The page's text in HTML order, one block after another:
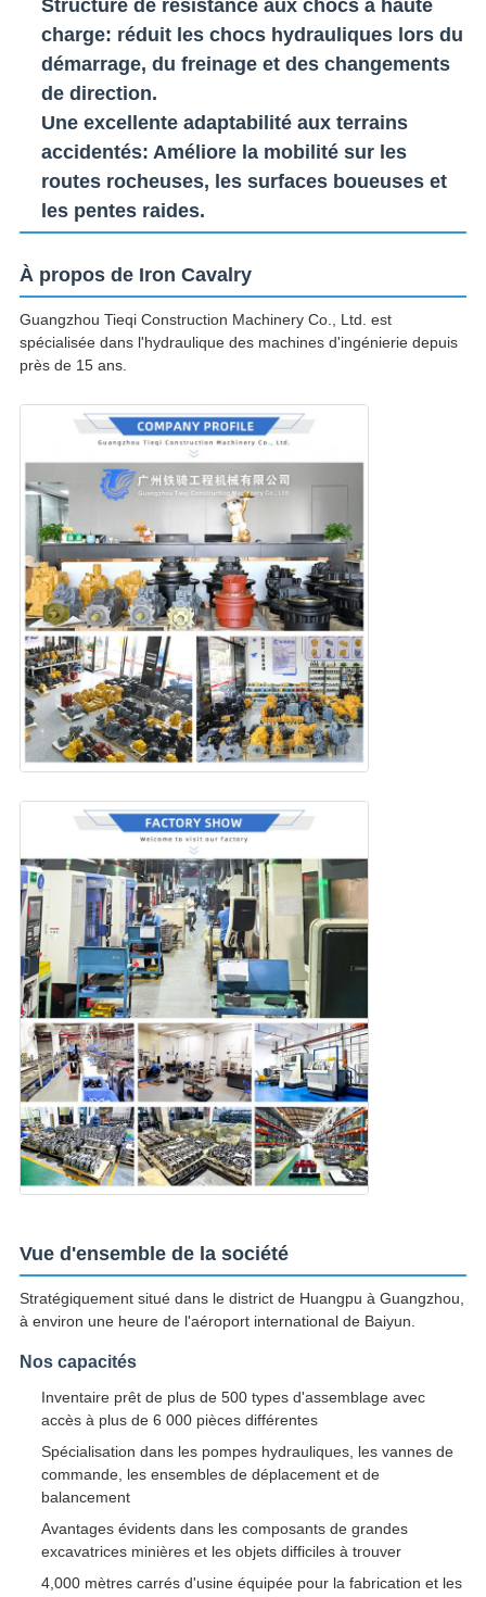
Structure de résistance aux chocs à haute
charge: réduit les chocs hydrauliques lors du
démarrage, du freinage et des changements
de direction.
Une excellente adaptabilité aux terrains
accidentés: Améliore la mobilité sur les
routes rocheuses, les surfaces boueuses et
les pentes raides.
À propos de Iron Cavalry
Guangzhou Tieqi Construction Machinery Co., Ltd. est
spécialisée dans l'hydraulique des machines d'ingénierie depuis
près de 15 ans.
Vue d'ensemble de la société
Stratégiquement situé dans le district de Huangpu à Guangzhou,
à environ une heure de l'aéroport international de Baiyun.
Nos capacités
Inventaire prêt de plus de 500 types d'assemblage avec
accès à plus de 6 000 pièces différentes
Spécialisation dans les pompes hydrauliques, les vannes de
commande, les ensembles de déplacement et de
balancement
Avantages évidents dans les composants de grandes
excavatrices minières et les objets difficiles à trouver
4,000 mètres carrés d'usine équipée pour la fabrication et les